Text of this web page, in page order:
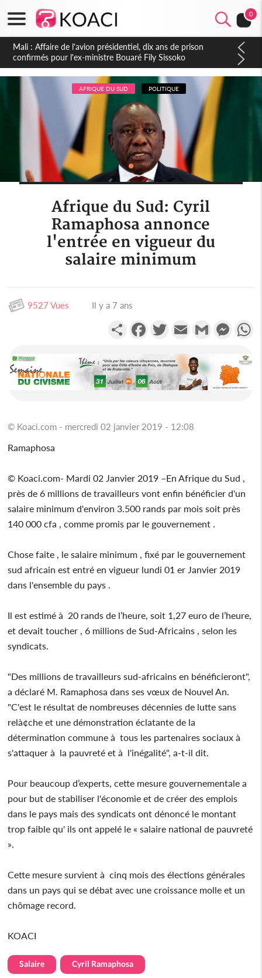
0
Nigeria : Le Togo et le Cameroun principaux acheteurs des
produits de la raffinerie Dangote en juillet
AFRIQUE DU SUD POLITIQUE
Afrique du Sud: Cyril
Ramaphosa annonce
l'entrée en vigueur du
salaire minimum
9527 Vues Il y a 7 ans
PartagerFacebookTwitterEmail Gmail
© Koaci.com - mercredi 02 janvier 2019 - 12:08
Ramaphosa
© Koaci.com- Mardi 02 Janvier 2019 –En Afrique du Sud ,
près de 6 millions de travailleurs vont enfin bénéficier d'un
salaire minimum d'environ 3.500 rands par mois soit près
140 000 cfa , comme promis par le gouvernement .
Chose faite , le salaire minimum , fixé par le gouvernement
sud africain est entré en vigueur lundi 01 er Janvier 2019
dans l'ensemble du pays .
Il est estimé à 20 rands de l’heure, soit 1,27 euro de l’heure,
et devait toucher , 6 millions de Sud-Africains , selon les
syndicats.
"Des millions de travailleurs sud-africains en bénéficieront",
a déclaré M. Ramaphosa dans ses vœux de Nouvel An.
"C'est le résultat de nombreuses décennies de lutte sans
relà¢che et une démonstration éclatante de la
détermination commune à tous les partenaires sociaux à
s'attaquer à la pauvreté et à l'inégalité", a-t-il dit.
Pour beaucoup d’experts, cette mesure gouvernementale a
pour but de stabiliser l'économie et de créer des emplois
dans le pays mais des syndicats ont dénoncé le montant
trop faible qu' ils ont appelé le « salaire national de pauvreté
».
Cette mesure survient à cinq mois des élections générales
dans un pays qui se débat avec une croissance molle et un
chômage record.
KOACI
Salaire Cyril Ramaphosa